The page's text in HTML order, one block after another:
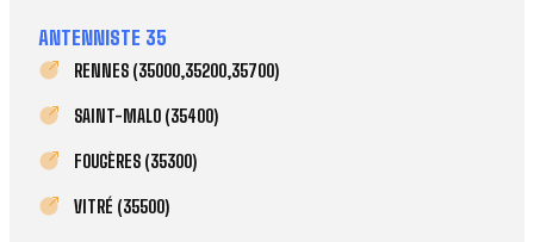
ANTENNISTE 35
RENNES (35000,35200,35700)
SAINT-MALO (35400)
FOUGÈRES (35300)
VITRÉ (35500)